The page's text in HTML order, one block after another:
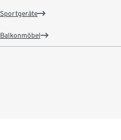
Sportgeräte
Balkonmöbel